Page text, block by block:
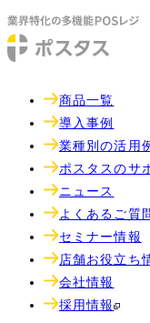
商品一覧
導入事例
業種別の活用
ポスタスのサ
ニュース
よくあるご質
セミナー情報
店舗お役立ち
会社情報
採用情報